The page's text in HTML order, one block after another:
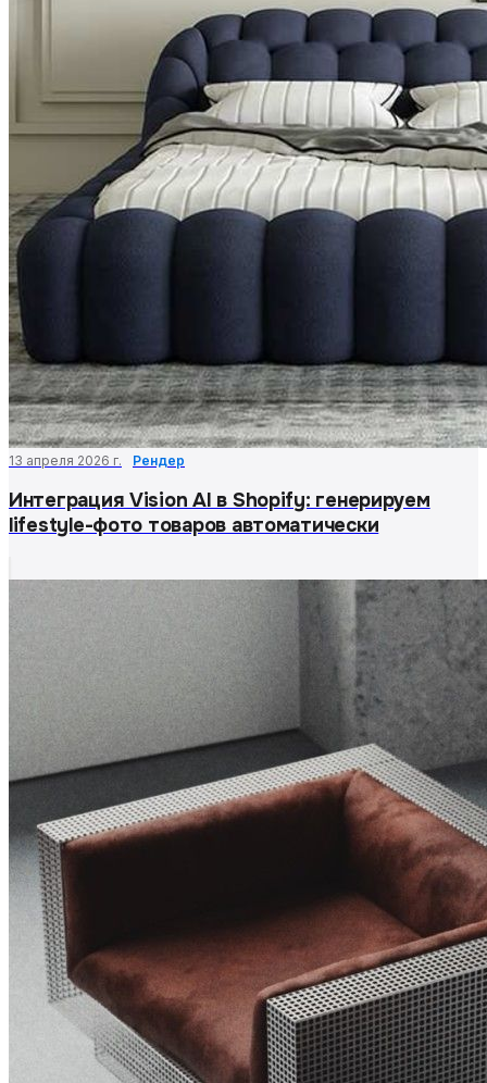
13 апреля 2026 г. Рендер
Интеграция Vision AI в Shopify: генерируем
lifestyle-фото товаров автоматически